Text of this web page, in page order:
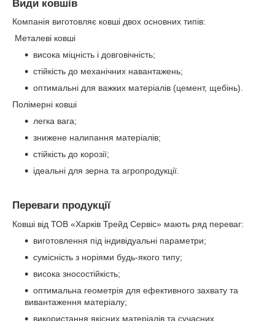
Види ковшів
Компанія виготовляє ковші двох основних типів:
Металеві ковші
висока міцність і довговічність;
стійкість до механічних навантажень;
оптимальні для важких матеріалів (цемент, щебінь).
Полімерні ковші
легка вага;
знижене налипання матеріалів;
стійкість до корозії;
ідеальні для зерна та агропродукції.
Переваги продукції
Ковші від ТОВ «Харків Трейд Сервіс» мають ряд переваг:
виготовлення під індивідуальні параметри;
сумісність з норіями будь-якого типу;
висока зносостійкість;
оптимальна геометрія для ефективного захвату та
вивантаження матеріалу;
використання якісних матеріалів та сучасних